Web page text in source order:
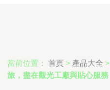
當前位置： 首頁 > 產品大全 >
旅，盡在觀光工廠與貼心服務